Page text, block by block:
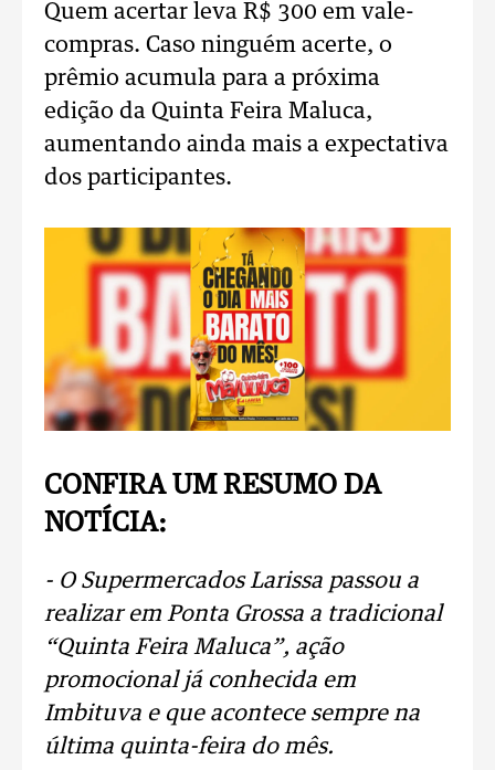
Quem acertar leva R$ 300 em vale-
compras. Caso ninguém acerte, o
prêmio acumula para a próxima
edição da Quinta Feira Maluca,
aumentando ainda mais a expectativa
dos participantes.
CONFIRA UM RESUMO DA
NOTÍCIA:
- O Supermercados Larissa passou a
realizar em Ponta Grossa a tradicional
“Quinta Feira Maluca”, ação
promocional já conhecida em
Imbituva e que acontece sempre na
última quinta-feira do mês.